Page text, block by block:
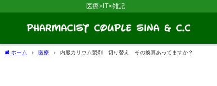
医療×IT×雑記
ホーム 医療 内服カリウム製剤 切り替え その換算あってますか？